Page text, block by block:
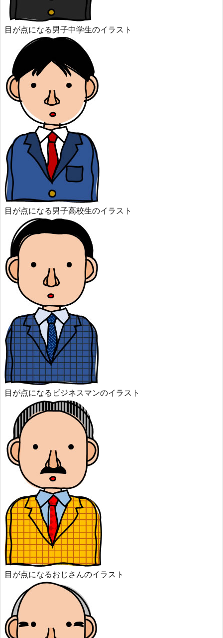
目が点になる男子中学生のイラスト
目が点になる男子高校生のイラスト
目が点になるビジネスマンのイラスト
目が点になるおじさんのイラスト